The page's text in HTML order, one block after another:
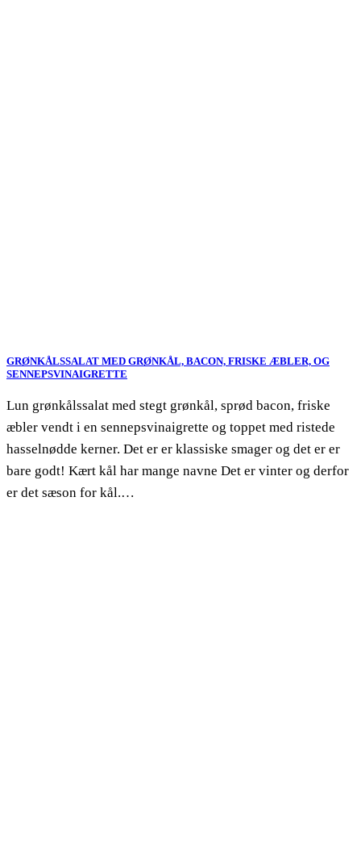
GRØNKÅLSSALAT MED GRØNKÅL, BACON, FRISKE ÆBLER, OG
SENNEPSVINAIGRETTE
Lun grønkålssalat med stegt grønkål, sprød bacon, friske
æbler vendt i en sennepsvinaigrette og toppet med ristede
hasselnødde kerner. Det er er klassiske smager og det er er
bare godt! Kært kål har mange navne Det er vinter og derfor
er det sæson for kål.…